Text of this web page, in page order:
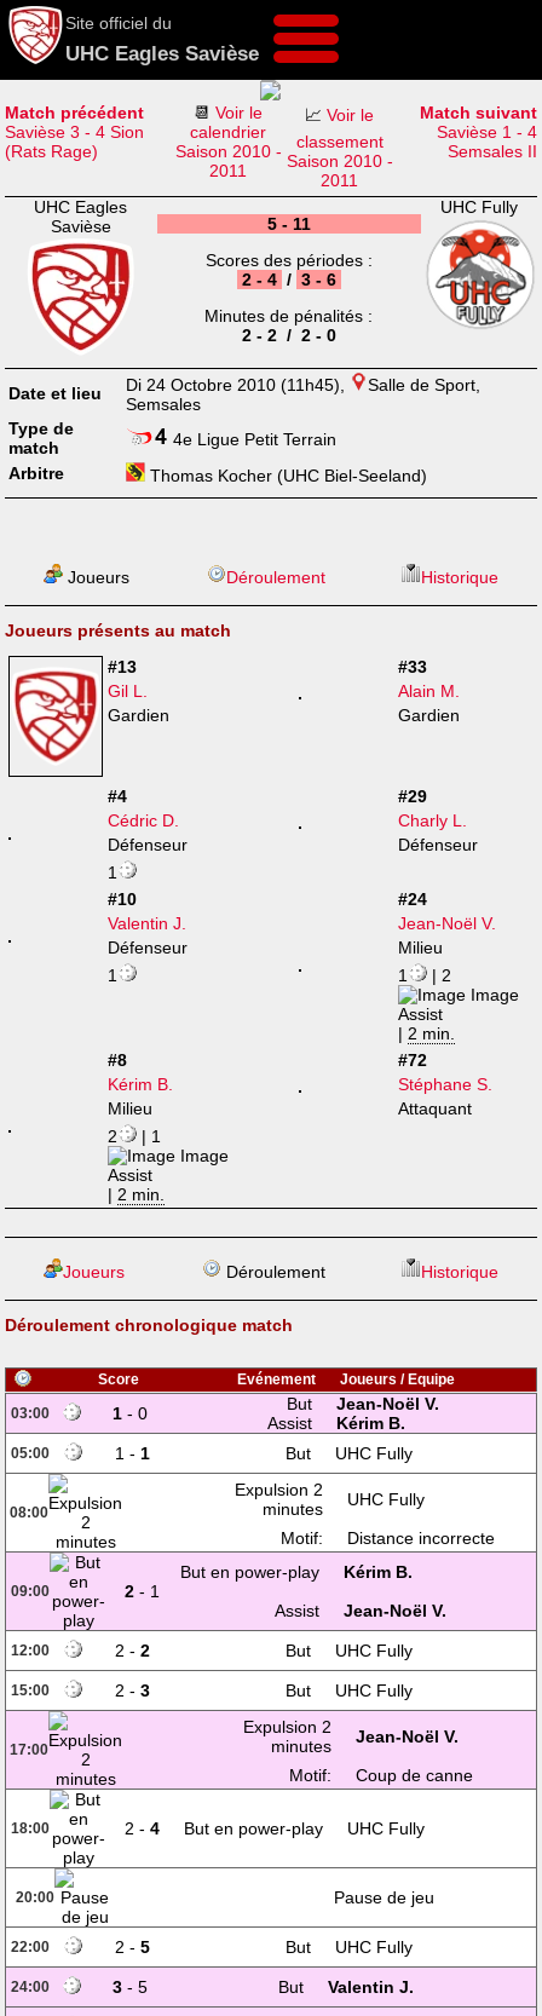
Site officiel du
UHC Eagles Savièse
Match précédent
Savièse 3 - 4 Sion
(Rats Rage)
📆Voir le
calendrier
Saison 2010 -
2011
📈Voir le
classement
Saison 2010 -
2011
Match suivant
Savièse 1 - 4
Semsales II
UHC Eagles
Savièse
5 - 11
Scores des périodes :
2 - 4 / 3 - 6
Minutes de pénalités :
2 - 2 / 2 - 0
UHC Fully
Date et lieu Di 24 Octobre 2010 (11h45),
Salle de Sport,
Semsales
Type de
match
4e Ligue Petit Terrain
Arbitre
Thomas Kocher (UHC Biel-Seeland)
Joueurs Déroulement Historique
Joueurs présents au match
#13
Gil L.
Gardien
#33
Alain M.
Gardien
#4
Cédric D.
Défenseur
1
#29
Charly L.
Défenseur
#10
Valentin J.
Défenseur
1
#24
Jean-Noël V.
Milieu
1
| 2
| 2 min.
#8
Kérim B.
Milieu
2
| 1
| 2 min.
#72
Stéphane S.
Attaquant
Joueurs Déroulement Historique
Déroulement chronologique match
Score Evénement
Joueurs / Equipe
03:00
1 - 0 But
Jean-Noël V.
Assist
Kérim B.
05:00 1 - 1 But UHC Fully
08:00
Expulsion 2
minutes
UHC Fully
Motif:
Distance incorrecte
09:00 2- 1
But en power-play
Kérim B.
Assist
Jean-Noël V.
12:00 2 - 2 But UHC Fully
15:00 2 - 3 But UHC Fully
17:00
Expulsion 2
minutes
Jean-Noël V.
Motif:
Coup de canne
18:00 2 - 4 But en power-play UHC Fully
20:00 Pause de jeu
22:00 2 - 5 But UHC Fully
24:00 3 - 5 But Valentin J.